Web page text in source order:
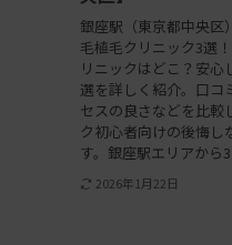
銀座駅（東京都中央区
毛植毛クリニック3選
リニックはどこ？安心
選を詳しく紹介。口コ
セスの良さなどを比較
ク初心者向けの後悔し
す。銀座駅エリアから
2026年1月22日